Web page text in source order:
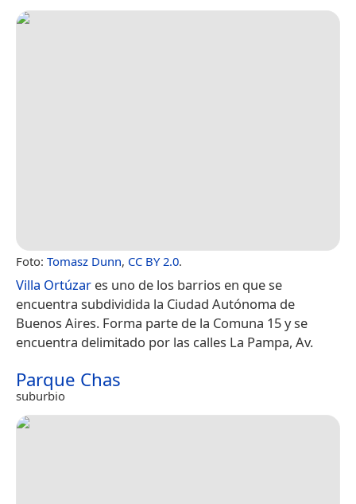
Foto: Tomasz Dunn, CC BY 2.0.
Villa Ortúzar es uno de los barrios en que se
encuentra subdividida la Ciudad Autónoma de
Buenos Aires. Forma parte de la Comuna 15 y se
encuentra delimitado por las calles La Pampa, Av.
Parque Chas
suburbio